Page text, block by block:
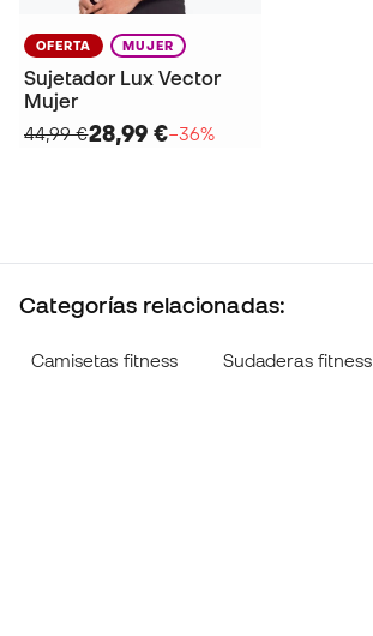
OFERTA MUJER
Sujetador Lux Vector
Mujer
44,99 €28,99 €−36%
Categorías relacionadas:
Camisetas fitness Sudaderas fitness